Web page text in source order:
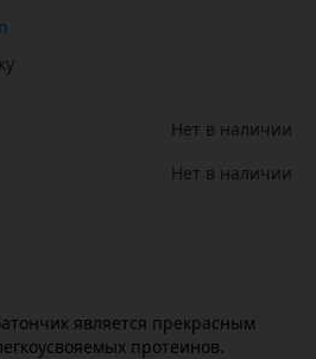
Нет в наличии
Нет в наличии
является прекрасным
протеинов.